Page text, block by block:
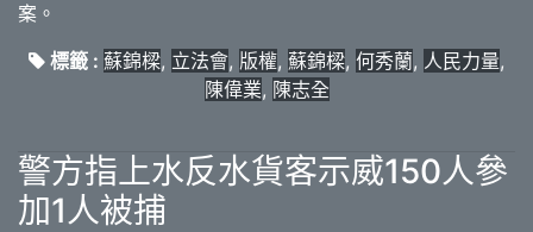
案。
標籤 : 蘇錦樑, 立法會, 版權, 蘇錦樑, 何秀蘭, 人民力量,
陳偉業, 陳志全
警方指上水反水貨客示威150人參
加1人被捕